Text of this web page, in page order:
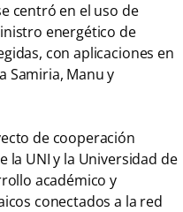
centró en el uso de
energético de
con aplicaciones en
Samiria, Manu y
de cooperación
la UNI y la Universidad de
académico y
conectados a la red